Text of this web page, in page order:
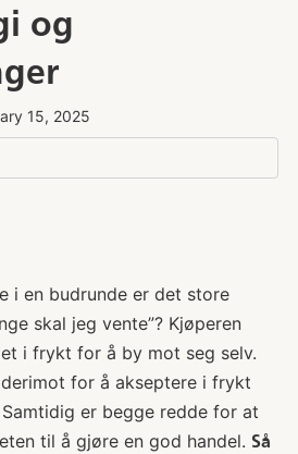
og
15, 2025
i en budrunde er det store
skal jeg vente”? Kjøperen
i frykt for å by mot seg selv.
for å akseptere i frykt
er begge redde for at
til å gjøre en god handel. Så